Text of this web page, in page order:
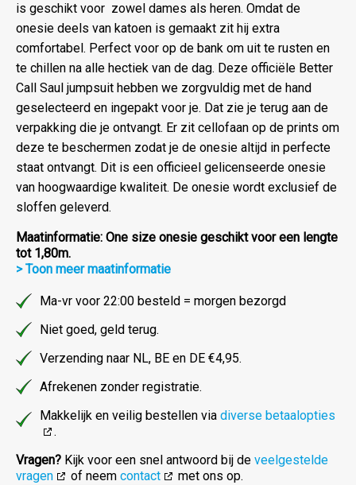
is geschikt voor zowel dames als heren. Omdat de
onesie deels van katoen is gemaakt zit hij extra
comfortabel. Perfect voor op de bank om uit te rusten en
te chillen na alle hectiek van de dag. Deze officiële Better
Call Saul jumpsuit hebben we zorgvuldig met de hand
geselecteerd en ingepakt voor je. Dat zie je terug aan de
verpakking die je ontvangt. Er zit cellofaan op de prints om
deze te beschermen zodat je de onesie altijd in perfecte
staat ontvangt. Dit is een officieel gelicenseerde onesie
van hoogwaardige kwaliteit. De onesie wordt exclusief de
sloffen geleverd.
Maatinformatie: One size onesie geschikt voor een lengte
tot 1,80m.
> Toon meer maatinformatie
Ma-vr voor 22:00 besteld = morgen bezorgd
Niet goed, geld terug.
Verzending naar NL, BE en DE €4,95.
Afrekenen zonder registratie.
Makkelijk en veilig bestellen via diverse betaalopties
.
Vragen? Kijk voor een snel antwoord bij de veelgestelde
vragen
of neem contact met ons op.